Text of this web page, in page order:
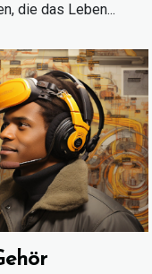
die das Leben...